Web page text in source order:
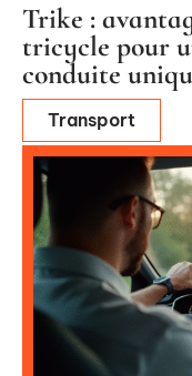
Trike :
tricycle pour
conduite
Transport